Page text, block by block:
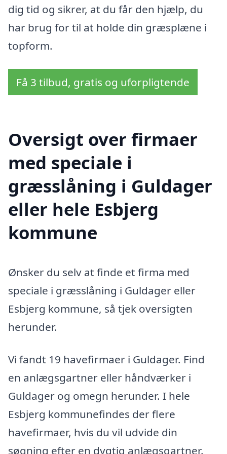
dig tid og sikrer, at du får den hjælp, du
har brug for til at holde din græsplæne i
topform.
Få 3 tilbud, gratis og uforpligtende
Oversigt over firmaer
med speciale i
græsslåning i Guldager
eller hele Esbjerg
kommune
Ønsker du selv at finde et firma med
speciale i græsslåning i Guldager eller
Esbjerg kommune, så tjek oversigten
herunder.
Vi fandt 19 havefirmaer i Guldager. Find
en anlægsgartner eller håndværker i
Guldager og omegn herunder. I hele
Esbjerg kommunefindes der flere
havefirmaer, hvis du vil udvide din
søgning efter en dygtig anlægsgartner.